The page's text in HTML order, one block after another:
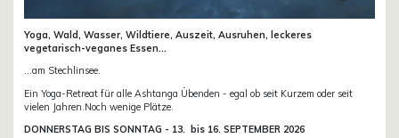
Yoga, Wald, Wasser, Wildtiere, Auszeit, Ausruhen, leckeres
vegetarisch-veganes Essen...
...am Stechlinsee.
Ein Yoga-Retreat für alle Ashtanga Übenden - egal ob seit Kurzem oder seit
vielen Jahren.Noch wenige Plätze.
DONNERSTAG BIS SONNTAG - 13. bis 16. SEPTEMBER 2026